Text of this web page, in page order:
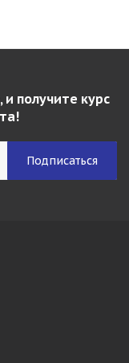
получите курс